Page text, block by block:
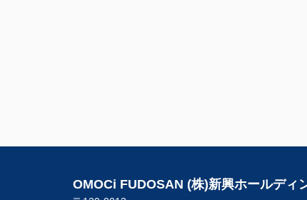
OMOCi FUDOSAN (株)新興ホールディ